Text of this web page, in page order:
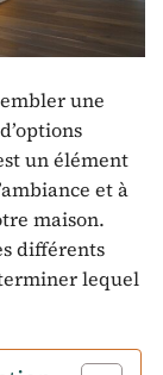
une
un élément
et à
maison.
différents
lequel